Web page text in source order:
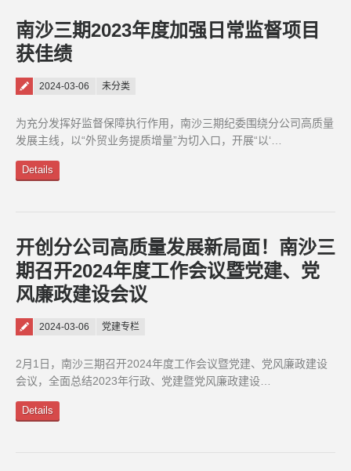
南沙三期2023年度加强日常监督项目
获佳绩
Posted on
2024-03-06 未分类
为充分发挥好监督保障执行作用，南沙三期纪委围绕分公司高质量
发展主线，以“外贸业务提质增量”为切入口，开展“以‘…
Details
开创分公司高质量发展新局面！南沙三
期召开2024年度工作会议暨党建、党
风廉政建设会议
Posted on
2024-03-06 党建专栏
2月1日，南沙三期召开2024年度工作会议暨党建、党风廉政建设
会议，全面总结2023年行政、党建暨党风廉政建设…
Details